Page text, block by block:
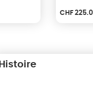
CHF
Histoire